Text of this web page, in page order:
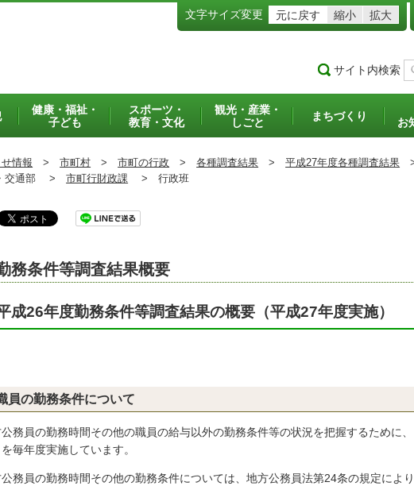
文字サイズ変更 元に戻す 縮小 拡大
サイト内検索
健康・福祉・
子ども
スポーツ・
教育・文化
観光・産業・
しごと
まちづくり
お
情報 > 市町村 > 市町の行政 > 各種調査結果 > 平成27年度各種調査結果
交通部 >
市町行財政課 > 行政班
務条件等調査結果概要
成26年度勤務条件等調査結果の概要（平成27年度実施）
員の勤務条件について
務員の勤務時間その他の職員の給与以外の勤務条件等の状況を把握するために
毎年度実施しています。
務員の勤務時間その他の勤務条件については、地方公務員法第24条の規定によ